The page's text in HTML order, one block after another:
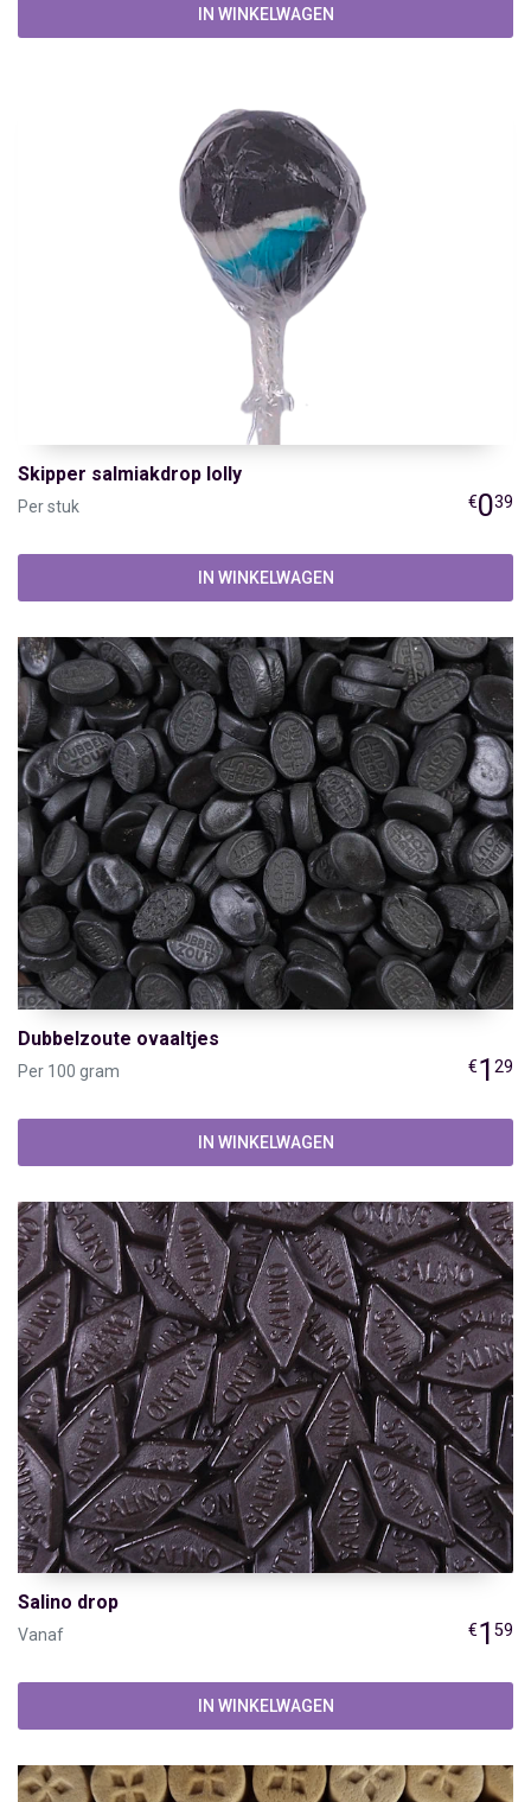
IN WINKELWAGEN
Skipper salmiakdrop lolly
Per stuk €039
IN WINKELWAGEN
Dubbelzoute ovaaltjes
Per 100 gram €1 29
IN WINKELWAGEN
Salino drop
Vanaf €1 59
IN WINKELWAGEN